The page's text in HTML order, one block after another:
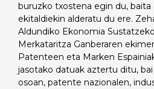
buruzko txostena egin du, baita
ekitaldiekin alderatu du ere.
Aldundiko Ekonomia
Merkataritza Ganberaren
Patenteen eta Marken
jasotako datuak aztertu ditu, bai
osoan, patente nazionalen,